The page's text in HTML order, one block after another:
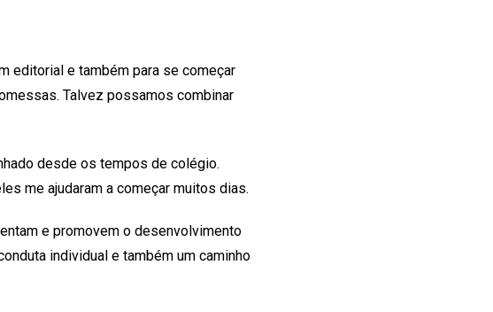
editorial e também para se começar
Talvez possamos combinar
desde os tempos de colégio.
me ajudaram a começar muitos dias.
e promovem o desenvolvimento
individual e também um caminho